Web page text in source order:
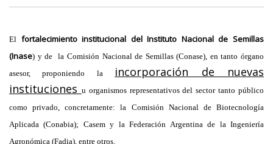
El fortalecimiento institucional del Instituto Nacional de Semillas
(Inase) y de la Comisión Nacional de Semillas (Conase), en tanto órgano
asesor, proponiendo la
incorporación de nuevas
instituciones u organismos representativos del sector tanto público
como privado, concretamente: la Comisión Nacional de Biotecnología
Aplicada (Conabia); Casem y la Federación Argentina de la Ingeniería
Agronómica (Fadia), entre otros.